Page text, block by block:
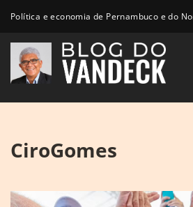
Política e economia de Pernambuco e do
CiroGomes